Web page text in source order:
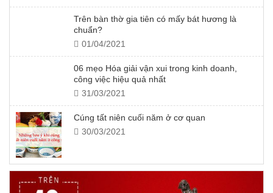
Trên bàn thờ gia tiên có mấy bát hương là
chuẩn?
01/04/2021
06 mẹo Hóa giải vận xui trong kinh doanh,
công việc hiệu quả nhất
31/03/2021
Cúng tất niên cuối năm ở cơ quan
30/03/2021